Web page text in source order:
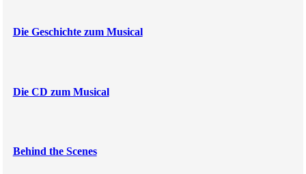
Die Geschichte zum Musical
Die CD zum Musical
Behind the Scenes